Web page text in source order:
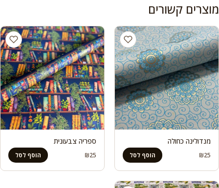
מוצרים קשורים
מנדולינה כחולה
₪25 הוסף לסל
ספריה צבעונית
₪25 הוסף לסל